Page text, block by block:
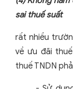
sai thuế suất
rất nhiều
về ưu đãi
thuế TNDN